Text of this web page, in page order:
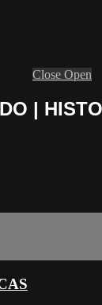
Close Open
|